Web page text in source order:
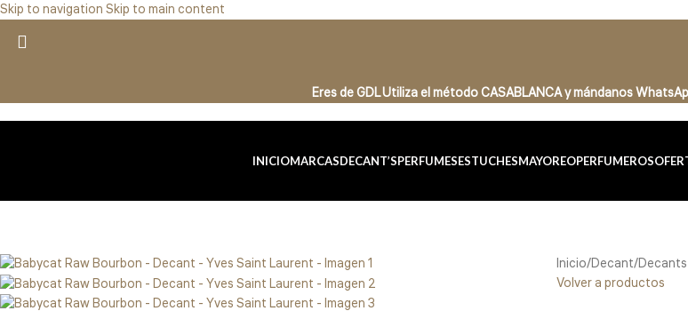
Skip to navigation Skip to main content
Eres de GDL Utiliza el método CASABLANCAymándanos
INICIOMARCASDECANT’SPERFUMESESTUCHESMAYOREOPERFUMEROS
Inicio/Decant/
Volver a productos